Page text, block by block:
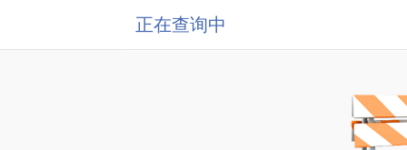
正在查询中